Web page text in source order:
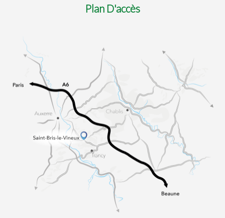
Plan D'accès